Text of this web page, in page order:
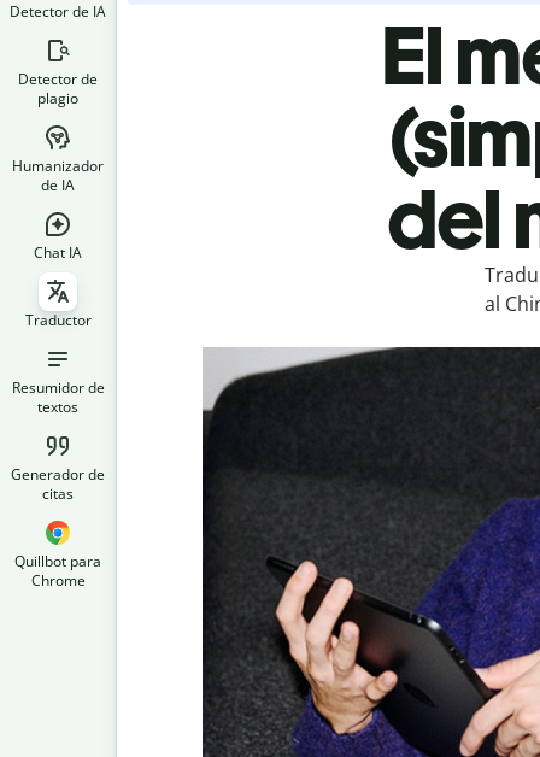
Detector de IA
Detector de
plagio
Humanizador
de IA
Chat IA
Traductor
Resumidor de
textos
Generador de
citas
Quillbot para
Chrome
El
del
al